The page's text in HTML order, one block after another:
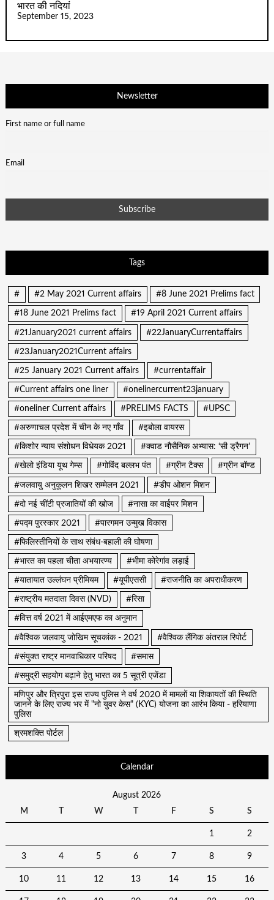
भारत की नदियां
September 15, 2023
Newsletter
First name or full name
Email
Tags
# #2 May 2021 Current affairs #8 June 2021 Prelims fact
#18 June 2021 Prelims fact #19 April 2021 Current affairs
#21January2021 current affairs #22JanuaryCurrentaffairs
#23January2021Current affairs
#25 January 2021 Current affairs #currentaffair
#Current affairs one liner #onelinercurrent23january
#oneliner Current affairs #PRELIMS FACTS #UPSC
#अरुणाचल प्रदेश में चीन के नए गाँव #इबोला वायरस
#किशोर न्याय संशोधन विधेयक 2021 #क्वाड नौसैनिक अभ्यास: ‘सी ड्रैगन’
#खेलो इंडिया यूथ गेम्स #गोविंद बल्लभ पंत #ग्रीन टैक्स #ग्रीन बॉण्ड
#जलवायु अनुकूलन शिखर सम्मेलन 2021 #डीप ओशन मिशन
#दो नई चींटी प्रजातियों की खोज #नासा का वाईपर मिशन
#पद्म पुरस्कार 2021 #पारगमन उन्मुख विकास
#फिलिस्तीनियों के साथ संबंध-बहाली की घोषणा
#भारत का पहला चीता अभयारण्य #भीमा कोरेगांव लड़ाई
#यातायात उल्लंघन प्रीमियम #यूपीएससी #राजनीति का अपराधीकरण
#राष्ट्रीय मतदाता दिवस (NVD) #रिसा
#वित्त वर्ष 2021 में आईएमएफ का अनुमान
#वैश्विक जलवायु जोखिम सूचकांक - 2021 #वैश्विक लैंगिक अंतराल रिपोर्ट
#संयुक्त राष्ट्र मानवाधिकार परिषद #समास
#समुद्री सहयोग बढ़ाने हेतु भारत का 5 सूत्री एजेंडा
मणिपुर और त्रिपुरा इस राज्य पुलिस ने वर्ष 2020 में मामलों या शिकायतों की स्थिति
जानने के लिए राज्य भर में "नो युवर केस" (KYC) योजना का आरंभ किया - हरियाणा
पुलिस
श्रमशक्ति पोर्टल
Calendar
August 2026
M
T W T F S S
1 2
3 4 5 6 7 8 9
10 11 12 13 14 15 16